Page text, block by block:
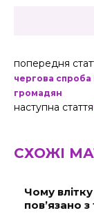
попередня
чергова спроба
громадян
наступна стаття
СХОЖІ
Чому
пов’язано